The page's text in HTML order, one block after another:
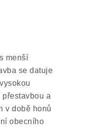
menší
se datuje
a
v době honů
obecního